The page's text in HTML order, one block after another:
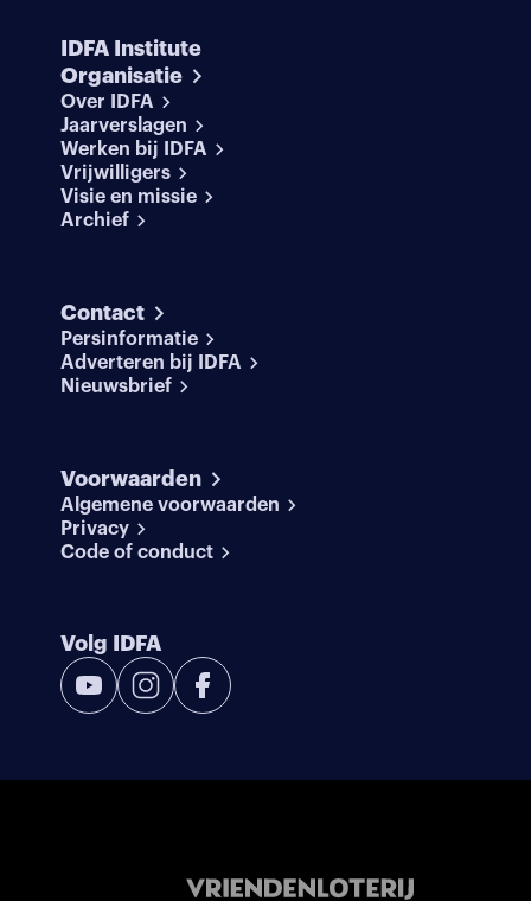
IDFA Institute
Organisatie
Over IDFA
Jaarverslagen
Werken bij IDFA
Vrijwilligers
Visie en missie
Archief
Contact
Persinformatie
Adverteren bij IDFA
Nieuwsbrief
Voorwaarden
Algemene voorwaarden
Privacy
Code of conduct
Volg IDFA